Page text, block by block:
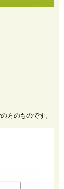
の方のものです。